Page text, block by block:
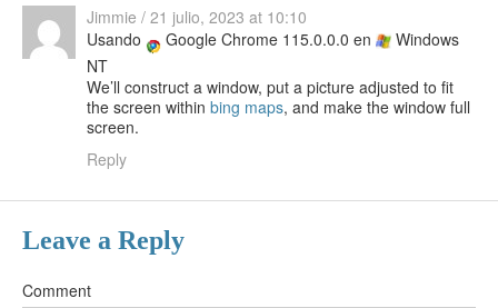
Jimmie / 21 julio, 2023 at 10:10
Usando
Google Chrome 115.0.0.0 en
Windows
NT
We’ll construct a window, put a picture adjusted to fit
the screen within bing maps, and make the window full
screen.
Reply
Leave a Reply
Comment